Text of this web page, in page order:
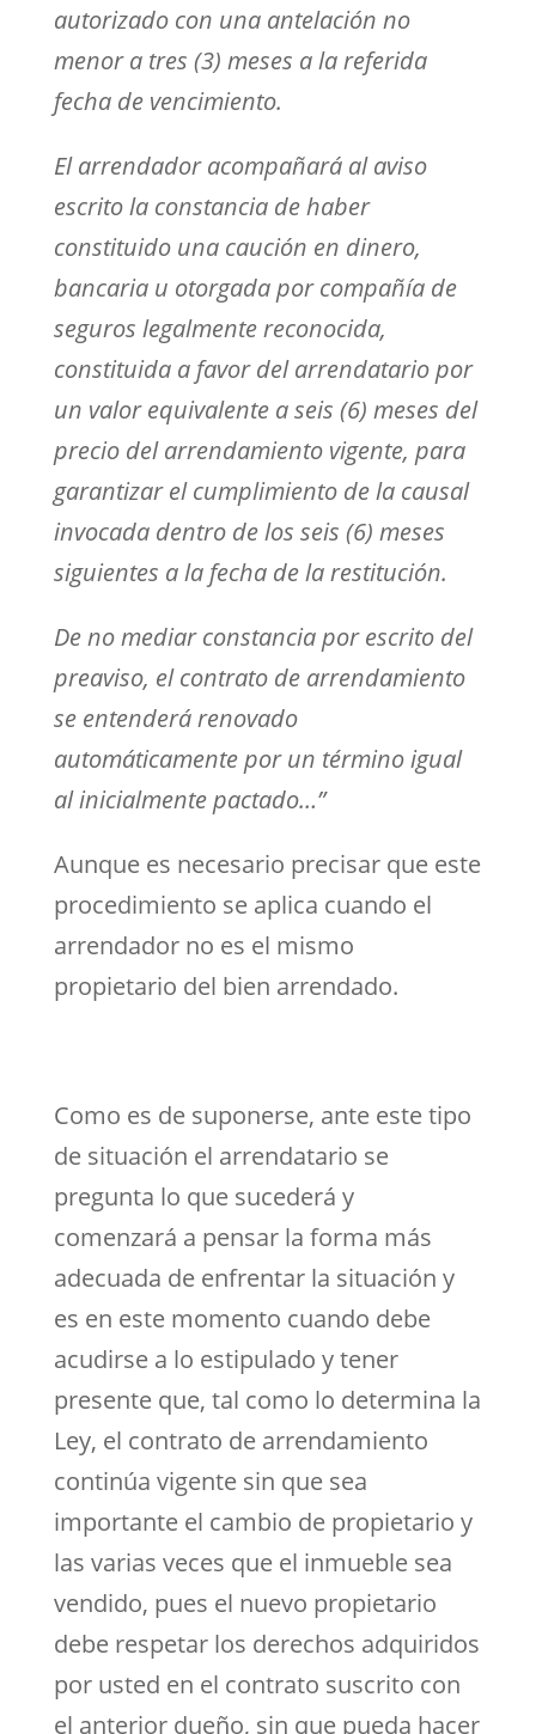
autorizado con una antelación no
menor a tres (3) meses a la referida
fecha de vencimiento.
El arrendador acompañará al aviso
escrito la constancia de haber
constituido una caución en dinero,
bancaria u otorgada por compañía de
seguros legalmente reconocida,
constituida a favor del arrendatario por
un valor equivalente a seis (6) meses del
precio del arrendamiento vigente, para
garantizar el cumplimiento de la causal
invocada dentro de los seis (6) meses
siguientes a la fecha de la restitución.
De no mediar constancia por escrito del
preaviso, el contrato de arrendamiento
se entenderá renovado
automáticamente por un término igual
al inicialmente pactado…”
Aunque es necesario precisar que este
procedimiento se aplica cuando el
arrendador no es el mismo
propietario del bien arrendado.
Como es de suponerse, ante este tipo
de situación el arrendatario se
pregunta lo que sucederá y
comenzará a pensar la forma más
adecuada de enfrentar la situación y
es en este momento cuando debe
acudirse a lo estipulado y tener
presente que, tal como lo determina la
Ley, el contrato de arrendamiento
continúa vigente sin que sea
importante el cambio de propietario y
las varias veces que el inmueble sea
vendido, pues el nuevo propietario
debe respetar los derechos adquiridos
por usted en el contrato suscrito con
el anterior dueño, sin que pueda hacer